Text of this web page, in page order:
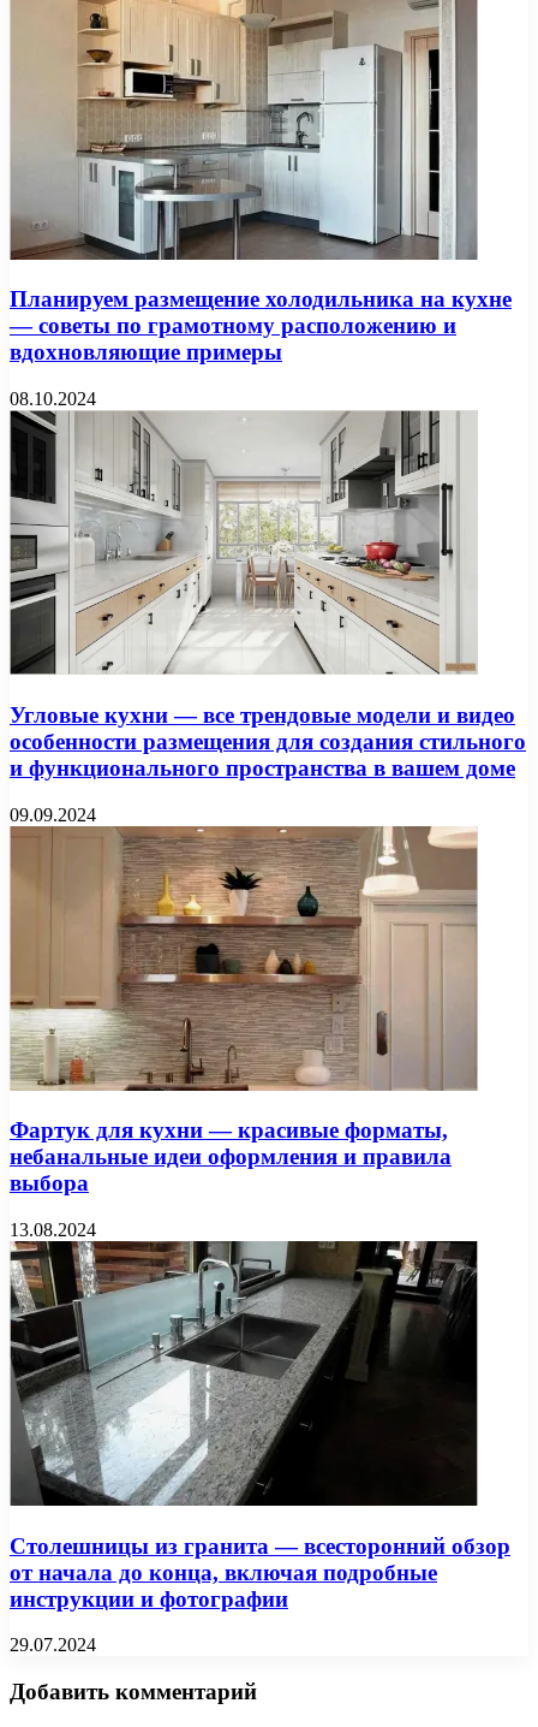
Планируем размещение холодильника на кухне
— советы по грамотному расположению и
вдохновляющие примеры
08.10.2024
Угловые кухни — все трендовые модели и видео
особенности размещения для создания стильного
и функционального пространства в вашем доме
09.09.2024
Фартук для кухни — красивые форматы,
небанальные идеи оформления и правила
выбора
13.08.2024
Столешницы из гранита — всесторонний обзор
от начала до конца, включая подробные
инструкции и фотографии
29.07.2024
Добавить комментарий